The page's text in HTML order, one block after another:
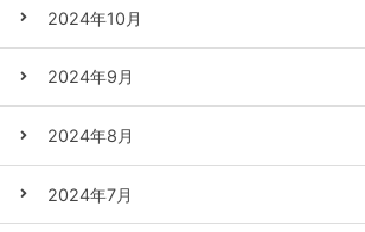
2024年10月
2024年9月
2024年8月
2024年7月